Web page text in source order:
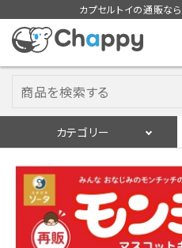
カプセルトイの通販な
カテゴリー
ログイン
入荷スケジュール